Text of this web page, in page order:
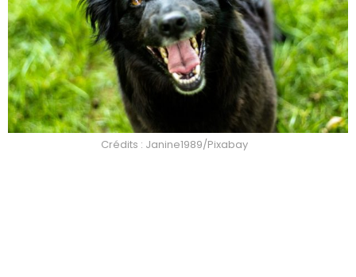
Crédits : Janine1989/Pixabay